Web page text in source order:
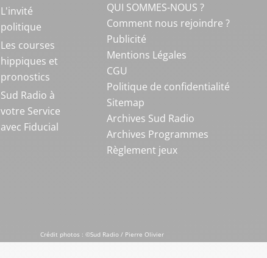
L'invité
politique
Les courses
hippiques et
pronostics
Sud Radio à
votre Service
avec Fiducial
QUI SOMMES-NOUS ?
Comment nous rejoindre ?
Publicité
Mentions Légales
CGU
Politique de confidentialité
Sitemap
Archives Sud Radio
Archives Programmes
Règlement jeux
Crédit photos : ©Sud Radio / Pierre Olivier